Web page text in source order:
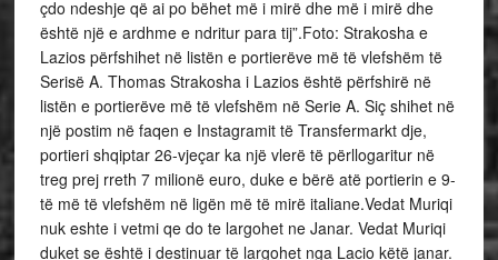
çdo ndeshje që ai po bëhet më i mirë dhe më i mirë dhe
është një e ardhme e ndritur para tij”.Foto: Strakosha e
Lazios përfshihet në listën e portierëve më të vlefshëm të
Serisë A. Thomas Strakosha i Lazios është përfshirë në
listën e portierëve më të vlefshëm në Serie A. Siç shihet në
një postim në faqen e Instagramit të Transfermarkt dje,
portieri shqiptar 26-vjeçar ka një vlerë të përllogaritur në
treg prej rreth 7 milionë euro, duke e bërë atë portierin e 9-
të më të vlefshëm në ligën më të mirë italiane.Vedat Muriqi
nuk eshte i vetmi qe do te largohet ne Janar. Vedat Muriqi
duket se është i destinuar të largohet nga Lacio këtë janar.